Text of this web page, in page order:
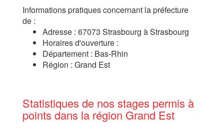
Informations pratiques concernant la préfecture
de :
Adresse : 67073 Strasbourg à Strasbourg
Horaires d'ouverture :
Département : Bas-Rhin
Région : Grand Est
Statistiques de nos stages permis à
points dans la région Grand Est